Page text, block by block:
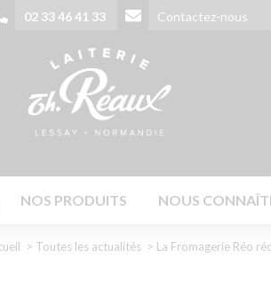
02 33 46 41 33 Contactez-nous
NOS PRODUITS NOUS
Toutes les actualités La Fromagerie Réo